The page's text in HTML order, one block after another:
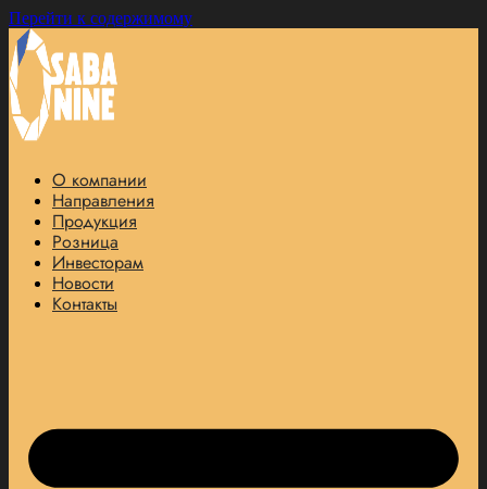
Перейти к содержимому
О компании
Направления
Продукция
Розница
Инвесторам
Новости
Контакты